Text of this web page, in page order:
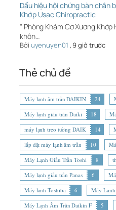
Dấu hiệu hội chứng bàn chân
Khớp Usac Chiropractic
" Phòng Khám Cơ Xương
khôn…
Bởi uyenuyen01 ,9 giờ trước
Thẻ chủ đề
Máy lạnh âm trần DAIKIN 24
Máy lạnh giấu trần Daiki
18
máy lạnh treo tường DAIK
14
lắp đặt máy lạnh âm trần
10
Máy Lạnh Giấu Trần Toshi
8
Máy lạnh giấu trần Panas
6
Máy lạnh Toshiba
6 Máy
Máy Lạnh Âm Trần Daikin F
5